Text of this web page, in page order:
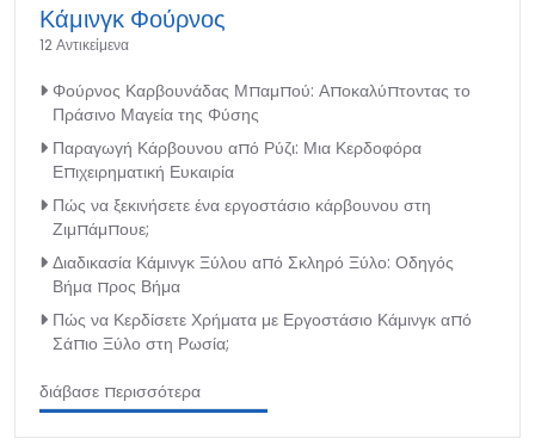
Κάμινγκ Φούρνος
12 Αντικείμενα
Φούρνος Καρβουνάδας Μπαμπού: Αποκαλύπτοντας το
Πράσινο Μαγεία της Φύσης
Παραγωγή Κάρβουνου από Ρύζι: Μια Κερδοφόρα
Επιχειρηματική Ευκαιρία
Πώς να ξεκινήσετε ένα εργοστάσιο κάρβουνου στη
Ζιμπάμπουε;
Διαδικασία Κάμινγκ Ξύλου από Σκληρό Ξύλο: Οδηγός
Βήμα προς Βήμα
Πώς να Κερδίσετε Χρήματα με Εργοστάσιο Κάμινγκ από
Σάπιο Ξύλο στη Ρωσία;
διάβασε περισσότερα